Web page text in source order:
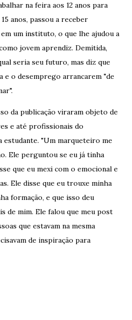
na feira aos 12 anos para
anos, passou a receber
um instituto, o que lhe ajudou a
jovem aprendiz. Demitida,
seria seu futuro, mas diz que
e o desemprego arrancarem "de
da publicação viraram objeto de
e até profissionais do
estudante. "Um marqueteiro me
Ele perguntou se eu já tinha
que eu mexi com o emocional e
Ele disse que eu trouxe minha
formação, e que isso deu
de mim. Ele falou que meu post
que estavam na mesma
de inspiração para